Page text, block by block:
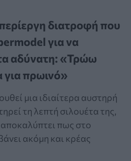
διατροφή που
για να
αδύνατη: «Τρώω
για πρωινό»
μια ιδιαίτερα αυστηρή
τη λεπτή σιλουέτα της,
πως στο
ακόμη και κρέας